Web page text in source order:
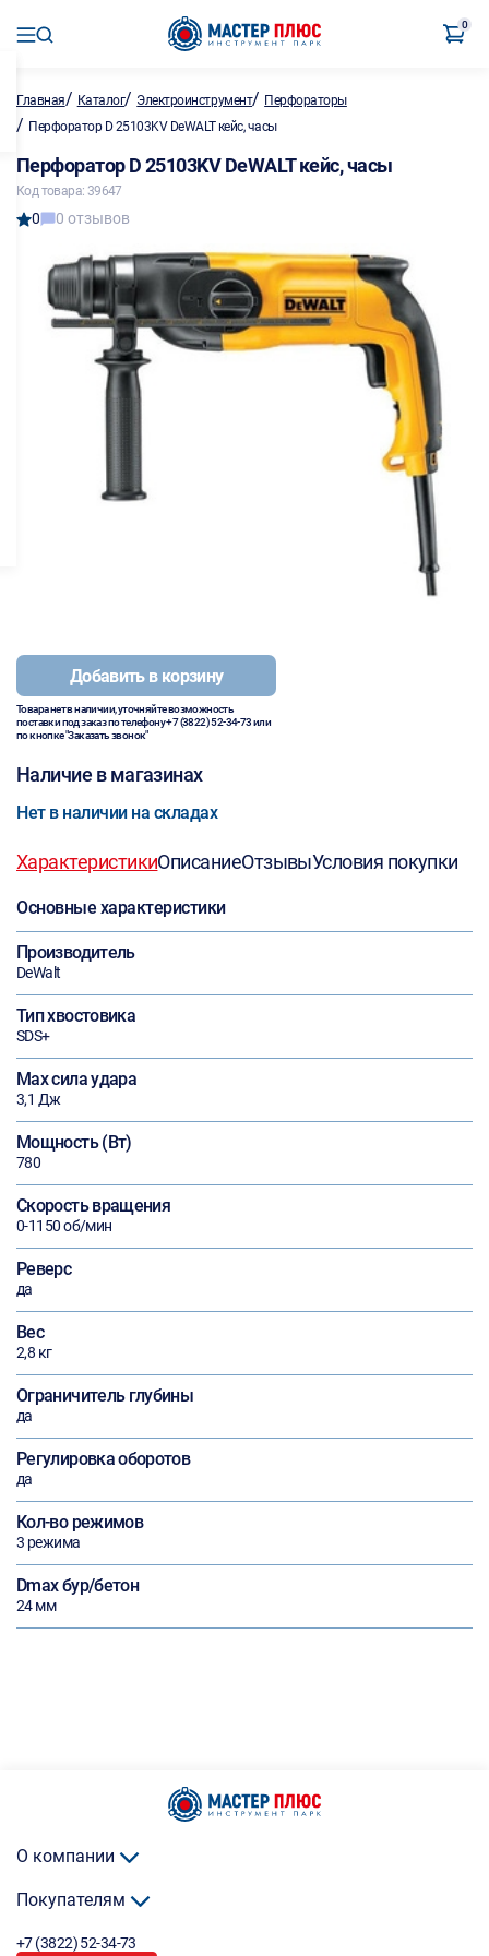
0
Главная/ Каталог/ Электроинструмент/ Перфораторы
/ Перфоратор D 25103KV DeWALT кейс, часы
Перфоратор D 25103KV DeWALT кейс, часы
Код товара: 39647
0 0 отзывов
Добавить в корзину
Товара нет в наличии, уточняйте возможность
поставки под заказ по телефону+7 (3822) 52-34-73или
по кнопке "Заказать звонок"
Наличие в магазинах
Нет в наличии на складах
ХарактеристикиОписаниеОтзывыУсловия покупки
Основные характеристики
Производитель
DeWalt
Тип хвостовика
SDS+
Max сила удара
3,1 Дж
Мощность (Вт)
780
Скорость вращения
0-1150 об/мин
Реверс
да
Вес
2,8 кг
Ограничитель глубины
да
Регулировка оборотов
да
Кол-во режимов
3 режима
Dmax бур/бетон
24 мм
О компании
Покупателям
+7 (3822) 52-34-73